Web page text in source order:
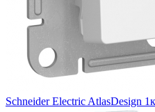
Schneider Electric AtlasDesign